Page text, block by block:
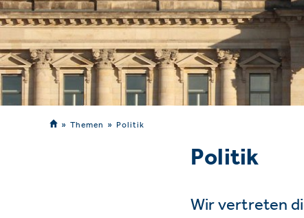
Themen Politik
Politik
Wir vertreten